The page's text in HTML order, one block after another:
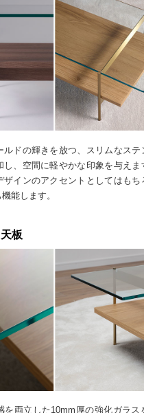
ルドの輝きを放つ、スリムなス
、空間に軽やかな印象を与えま
インのアクセントとしてはもち
能します。
板
を両立した10mm厚の強化ガラス